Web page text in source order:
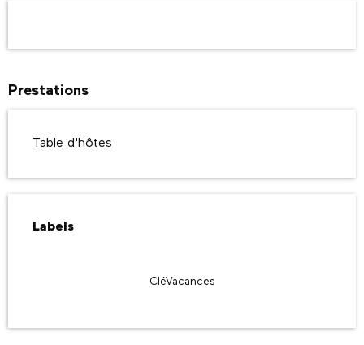
Prestations
Table d'hôtes
Labels
Labels
CléVacances